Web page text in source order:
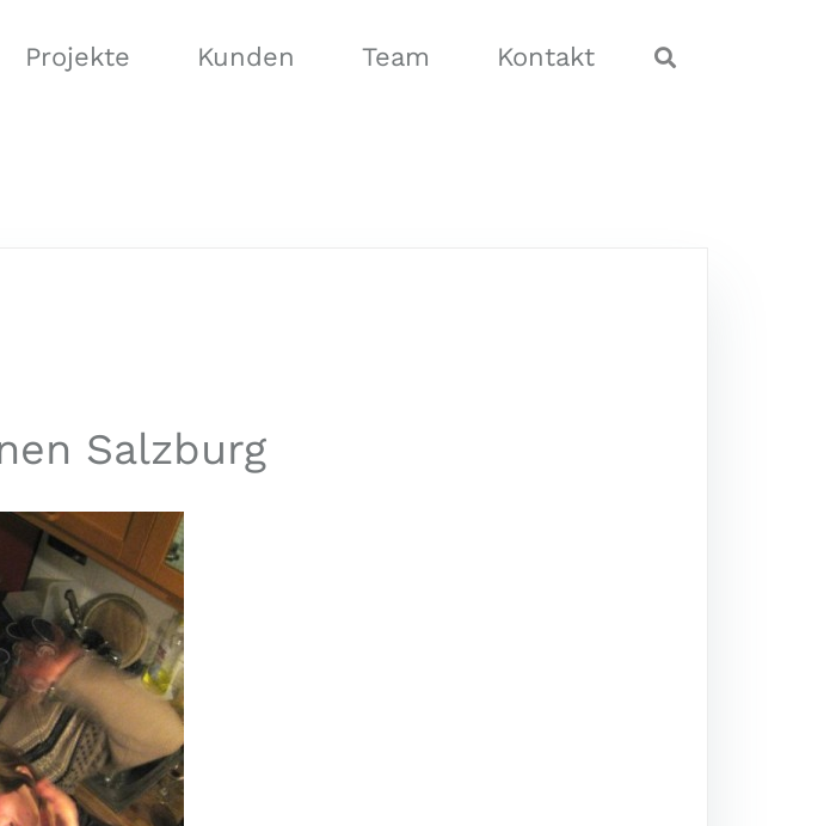
Projekte Kunden Team Kontakt
Salzburg